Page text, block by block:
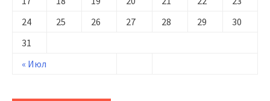
« Июл
24
25 26 27 28 29
30
31